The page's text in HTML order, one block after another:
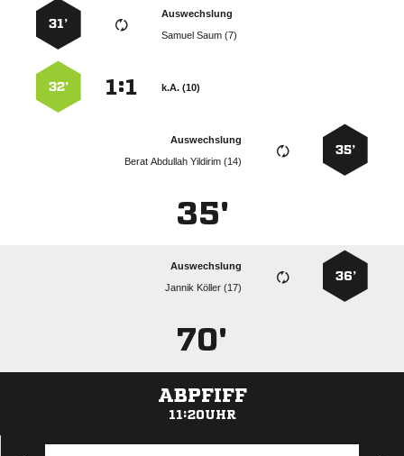
Auswechslung
  
31’
k.A. (10)
:
32’
35’
Auswechslung
   
35'
36’
Auswechslung
  
70'
ABPFIFF
11:20UHR
ANZEIGE